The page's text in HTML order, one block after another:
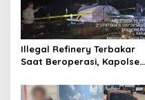
p
o
s
Illegal Refinery Terbakar
Saat Beroperasi, Kapolsek
Penindakan dan